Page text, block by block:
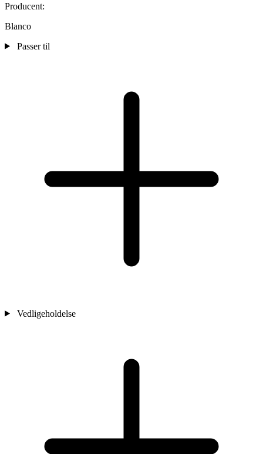
Producent:
Blanco
Passer til
Vedligeholdelse